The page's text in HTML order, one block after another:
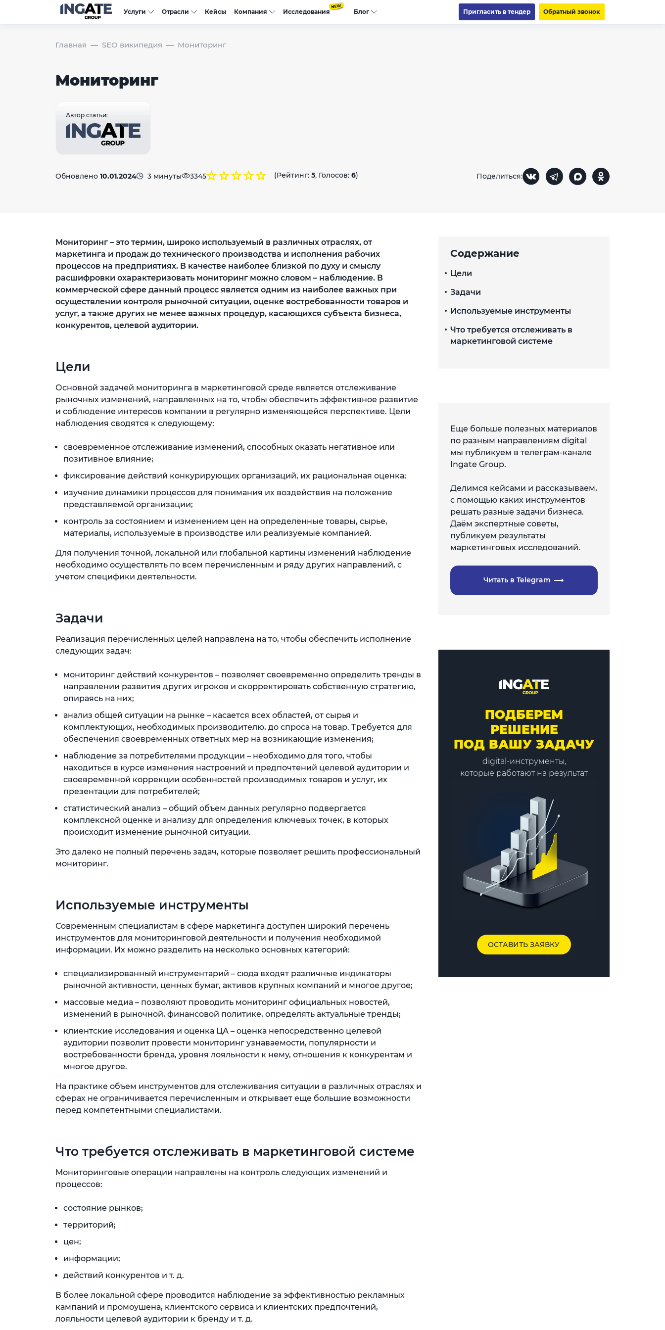
Услуги Отрасли Кейсы Компания Исследования Блог Пригласить в тендер Обратный звонок
Главная SEO википедия Мониторинг
Мониторинг
Автор статьи:
Обновлено 10.01.2024 3 минуты 3345 (Рейтинг: 5, Голосов: 6) Поделиться:
Мониторинг – это термин, широко используемый в различных отраслях, от
маркетинга и продаж до технического производства и исполнения рабочих
процессов на предприятиях. В качестве наиболее близкой по духу и смыслу
расшифровки охарактеризовать мониторинг можно словом – наблюдение. В
коммерческой сфере данный процесс является одним из наиболее важных при
осуществлении контроля рыночной ситуации, оценке востребованности товаров и
услуг, а также других не менее важных процедур, касающихся субъекта бизнеса,
конкурентов, целевой аудитории.
Цели
Основной задачей мониторинга в маркетинговой среде является отслеживание
рыночных изменений, направленных на то, чтобы обеспечить эффективное развитие
и соблюдение интересов компании в регулярно изменяющейся перспективе. Цели
наблюдения сводятся к следующему:
своевременное отслеживание изменений, способных оказать негативное или
позитивное влияние;
фиксирование действий конкурирующих организаций, их рациональная оценка;
изучение динамики процессов для понимания их воздействия на положение
представляемой организации;
контроль за состоянием и изменением цен на определенные товары, сырье,
материалы, используемые в производстве или реализуемые компанией.
Для получения точной, локальной или глобальной картины изменений наблюдение
необходимо осуществлять по всем перечисленным и ряду других направлений, с
учетом специфики деятельности.
Задачи
Реализация перечисленных целей направлена на то, чтобы обеспечить исполнение
следующих задач:
мониторинг действий конкурентов – позволяет своевременно определить тренды в
направлении развития других игроков и скорректировать собственную стратегию,
опираясь на них;
анализ общей ситуации на рынке – касается всех областей, от сырья и
комплектующих, необходимых производителю, до спроса на товар. Требуется для
обеспечения своевременных ответных мер на возникающие изменения;
наблюдение за потребителями продукции – необходимо для того, чтобы
находиться в курсе изменения настроений и предпочтений целевой аудитории и
своевременной коррекции особенностей производимых товаров и услуг, их
презентации для потребителей;
статистический анализ – общий объем данных регулярно подвергается
комплексной оценке и анализу для определения ключевых точек, в которых
происходит изменение рыночной ситуации.
Это далеко не полный перечень задач, которые позволяет решить профессиональный
мониторинг.
Используемые инструменты
Современным специалистам в сфере маркетинга доступен широкий перечень
инструментов для мониторинговой деятельности и получения необходимой
информации. Их можно разделить на несколько основных категорий:
специализированный инструментарий – сюда входят различные индикаторы
рыночной активности, ценных бумаг, активов крупных компаний и многое другое;
массовые медиа – позволяют проводить мониторинг официальных новостей,
изменений в рыночной, финансовой политике, определять актуальные тренды;
клиентские исследования и оценка ЦА – оценка непосредственно целевой
аудитории позволит провести мониторинг узнаваемости, популярности и
востребованности бренда, уровня лояльности к нему, отношения к конкурентам и
многое другое.
На практике объем инструментов для отслеживания ситуации в различных отраслях и
сферах не ограничивается перечисленным и открывает еще большие возможности
перед компетентными специалистами.
Что требуется отслеживать в маркетинговой системе
Мониторинговые операции направлены на контроль следующих изменений и
процессов:
состояние рынков;
территорий;
цен;
информации;
действий конкурентов и т. д.
В более локальной сфере проводится наблюдение за эффективностью рекламных
кампаний и промоушена, клиентского сервиса и клиентских предпочтений,
лояльности целевой аудитории к бренду и т. д.
Содержание
Цели
Задачи
Используемые инструменты
Что требуется отслеживать в
маркетинговой системе
Еще больше полезных материалов
по разным направлениям digital
мы публикуем в телеграм-канале
Ingate Group.
Делимся кейсами и рассказываем,
с помощью каких инструментов
решать разные задачи бизнеса.
Даём экспертные советы,
публикуем результаты
маркетинговых исследований.
Читать в Telegram
ПОДБЕРЕМ
РЕШЕНИЕ
ПОД ВАШУ ЗАДАЧУ
digital-инструменты,
которые работают на результат
ОСТАВИТЬ ЗАЯВКУ